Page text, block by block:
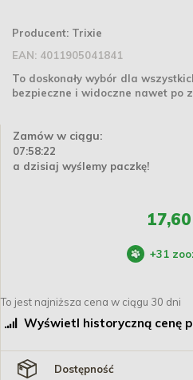
Producent: Trixie
EAN: 4011905041841
To doskonały wybór dla
bezpieczne i widoczne nawet po
Zamów w ciągu:
07:58:21
a dzisiaj wyślemy paczkę!
17,60
+31
To jest najniższa cena w ciągu 30 dni
Wyświetl historyczną cenę
Dostępność